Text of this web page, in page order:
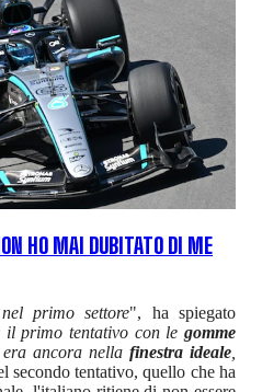
HO MAI DUBITATO DI ME
nel primo settore", ha spiegato
il primo tentativo con legomme
ancora nellafinestra ideale
secondo tentativo, quello che ha